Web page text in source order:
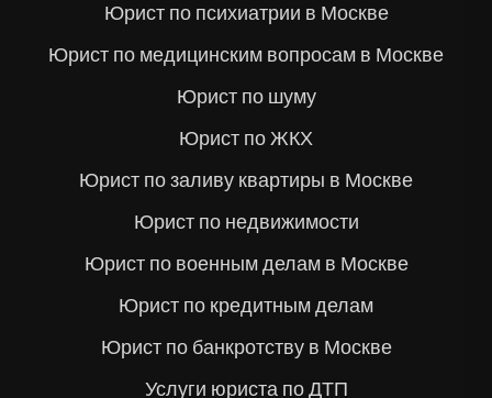
Юрист по психиатрии в Москве
Юрист по медицинским вопросам в Москве
Юрист по шуму
Юрист по ЖКХ
Юрист по заливу квартиры в Москве
Юрист по недвижимости
Юрист по военным делам в Москве
Юрист по кредитным делам
Юрист по банкротству в Москве
Услуги юриста по ДТП